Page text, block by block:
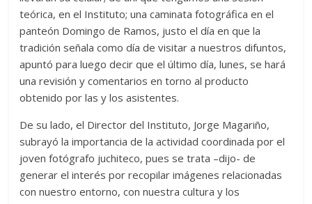
teórica, en el Instituto; una caminata fotográfica en el
panteón Domingo de Ramos, justo el día en que la
tradición señala como día de visitar a nuestros difuntos,
apuntó para luego decir que el último día, lunes, se hará
una revisión y comentarios en torno al producto
obtenido por las y los asistentes.
De su lado, el Director del Instituto, Jorge Magariño,
subrayó la importancia de la actividad coordinada por el
joven fotógrafo juchiteco, pues se trata –dijo- de
generar el interés por recopilar imágenes relacionadas
con nuestro entorno, con nuestra cultura y los